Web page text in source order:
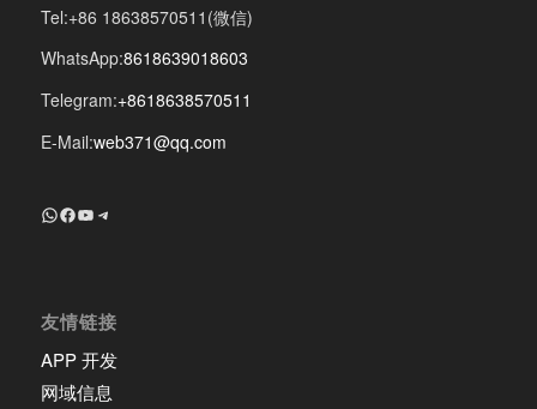
Tel:+86 18638570511(微信)
WhatsApp:8618639018603
Telegram:+8618638570511
E-Mail:web371@qq.com
+8618639018603
Facebook
YouTube
Telegram
友情链接
APP 开发
网域信息